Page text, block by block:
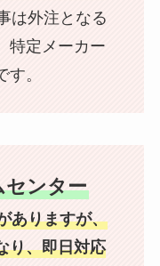
は外注となる
特定メーカー
。
ンター
ありますが、
り、即日対応